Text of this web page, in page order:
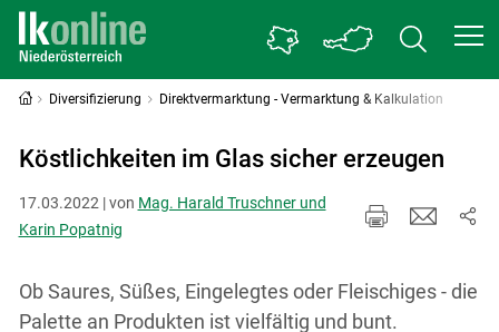
Diversifizierung Direktvermarktung - Vermarktung & Kalkulation
Köstlichkeiten im Glas sicher erzeugen
17.03.2022 | von Mag. Harald Truschner und
Karin Popatnig
Ob Saures, Süßes, Eingelegtes oder Fleischiges - die
Palette an Produkten ist vielfältig und bunt.